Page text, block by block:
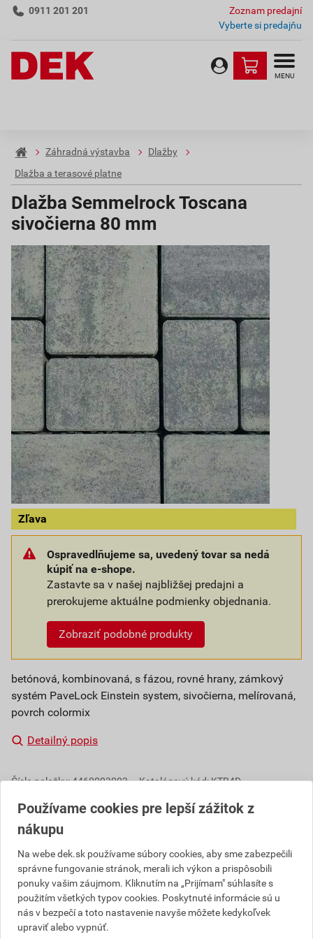
0911 201 201
Zoznam predajní
Vyberte si predajňu
MENU
Záhradná výstavba
Dlažby
Dlažba a terasové platne
Dlažba Semmelrock Toscana
sivočierna 80 mm
Zľava
Ospravedlňujeme sa, uvedený tovar sa nedá
kúpiť na e-shope.
Zastavte sa v našej najbližšej predajni a
prerokujeme aktuálne podmienky objednania.
Zobraziť podobné produkty
betónová, kombinovaná, s fázou, rovné hrany, zámkový
systém PaveLock Einstein system, sivočierna, melírovaná,
povrch colormix
Detailný popis
Číslo položky:4460003003
Katalógový kód: KTR4D
Popis
Dlažba Toscana v troch farebných prevedeniach s
prírodným vzhľadom nájde svoje uplatnenie pri
moderných, ako aj tradičných stavbách. Vďaka
Používame cookies pre lepší zážitok z
nákupu
Na webe dek.sk používame súbory cookies, aby sme zabezpečili
správne fungovanie stránok, merali ich výkon a prispôsobili
ponuky vašim záujmom. Kliknutím na „Prijímam" súhlasíte s
použitím všetkých typov cookies. Poskytnuté informácie sú u
nás v bezpečí a toto nastavenie navyše môžete kedykoľvek
upraviť alebo vypnúť.